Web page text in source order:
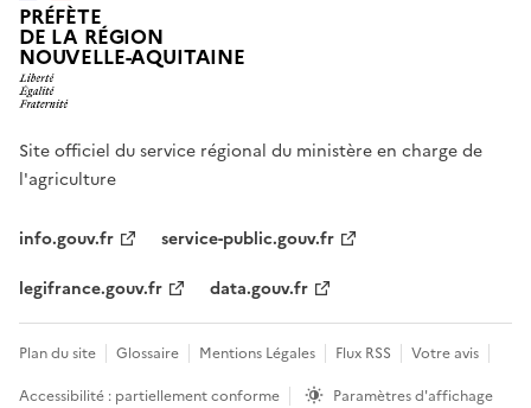
PRÉFÈTE
DE LA RÉGION
NOUVELLE-AQUITAINE
Site officiel du service régional du ministère en charge de
l'agriculture
info.gouv.fr
service-public.gouv.fr
legifrance.gouv.fr
data.gouv.fr
Plan du site Glossaire Mentions Légales Flux RSS
Votre avis
Accessibilité : partiellement conforme
Paramètres d'affichage